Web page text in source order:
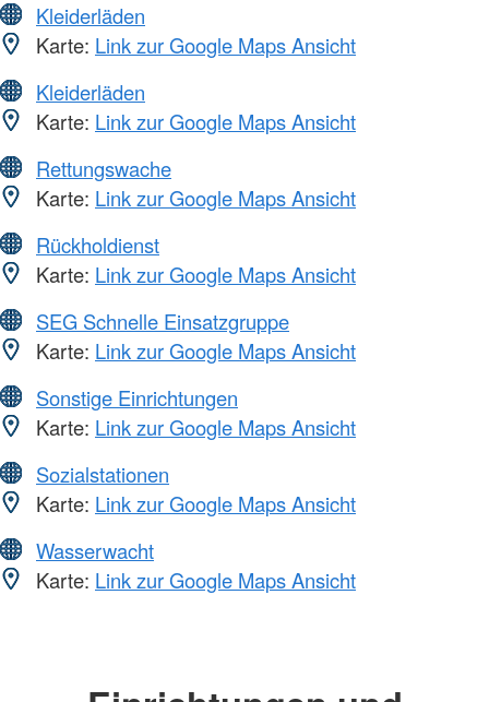
Kleiderläden
Karte: Link zur Google Maps Ansicht
Kleiderläden
Karte: Link zur Google Maps Ansicht
Rettungswache
Karte: Link zur Google Maps Ansicht
Rückholdienst
Karte: Link zur Google Maps Ansicht
SEG Schnelle Einsatzgruppe
Karte: Link zur Google Maps Ansicht
Sonstige Einrichtungen
Karte: Link zur Google Maps Ansicht
Sozialstationen
Karte: Link zur Google Maps Ansicht
Wasserwacht
Karte: Link zur Google Maps Ansicht